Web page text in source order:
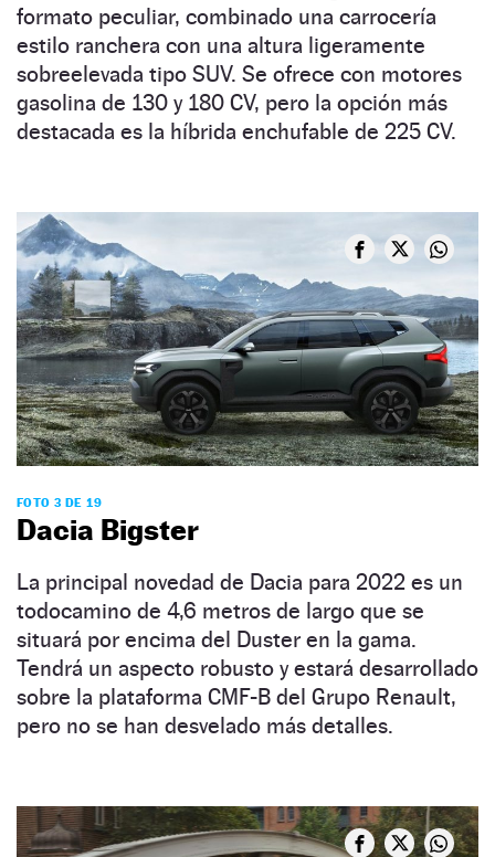
formato peculiar, combinado una carrocería
estilo ranchera con una altura ligeramente
sobreelevada tipo SUV. Se ofrece con motores
gasolina de 130 y 180 CV, pero la opción más
destacada es la híbrida enchufable de 225 CV.
FOTO 3 DE 19
Dacia Bigster
La principal novedad de Dacia para 2022 es un
todocamino de 4,6 metros de largo que se
situará por encima del Duster en la gama.
Tendrá un aspecto robusto y estará desarrollado
sobre la plataforma CMF-B del Grupo Renault,
pero no se han desvelado más detalles.